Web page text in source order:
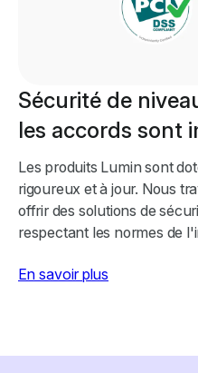
Sécurité de
les accords sont
Les produits Lumin sont
rigoureux et à jour. Nous
offrir des solutions de
respectant les normes de
En savoir plus